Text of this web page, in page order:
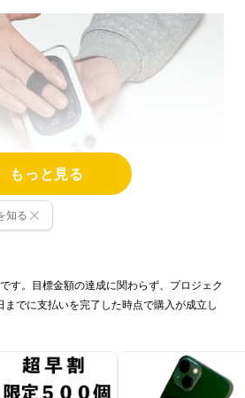
で振っても落ちない。
もっと見る
知る
す。目標金額の達成に関わらず、プロジェク
でに支払いを完了した時点で購入が成立し